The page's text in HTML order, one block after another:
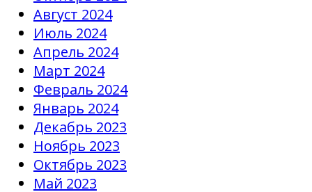
Август 2024
Июль 2024
Апрель 2024
Март 2024
Февраль 2024
Январь 2024
Декабрь 2023
Ноябрь 2023
Октябрь 2023
Май 2023